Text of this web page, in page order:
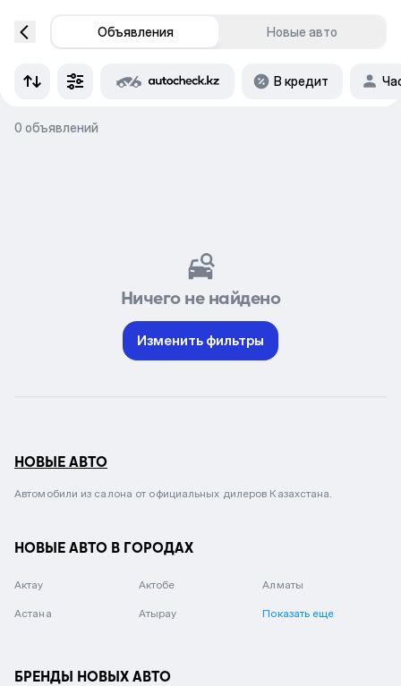
Объявления Новые авто
В кредит
0 объявлений
Ничего не найдено
Изменить фильтры
НОВЫЕ АВТО
Автомобили из салона от официальных дилеров Казахстана.
НОВЫЕ АВТО В ГОРОДАХ
Актау Актобе Алматы
Астана Атырау Показать еще
БРЕНДЫ НОВЫХ АВТО